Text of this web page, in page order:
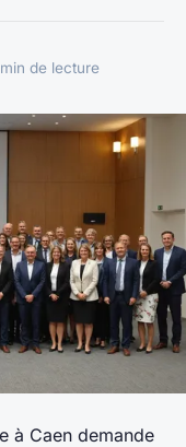
de lecture
à Caen demande